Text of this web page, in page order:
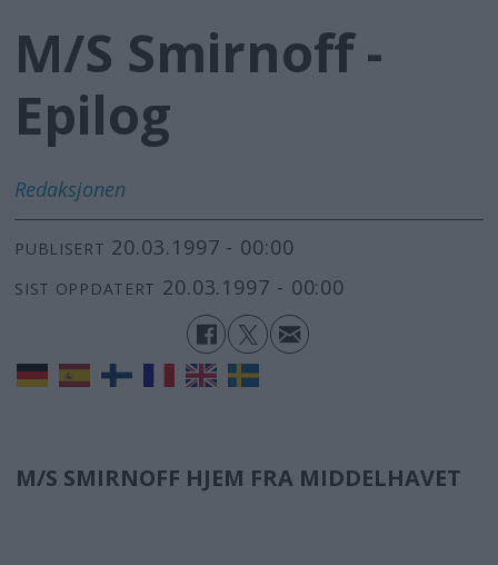
Arkiv
Video
M/S Smirnoff -
Epilog
Redaksjonen
PUBLISERT 20.03.1997 - 00:00
SIST OPPDATERT 20.03.1997 - 00:00
M/S SMIRNOFF HJEM FRA MIDDELHAVET